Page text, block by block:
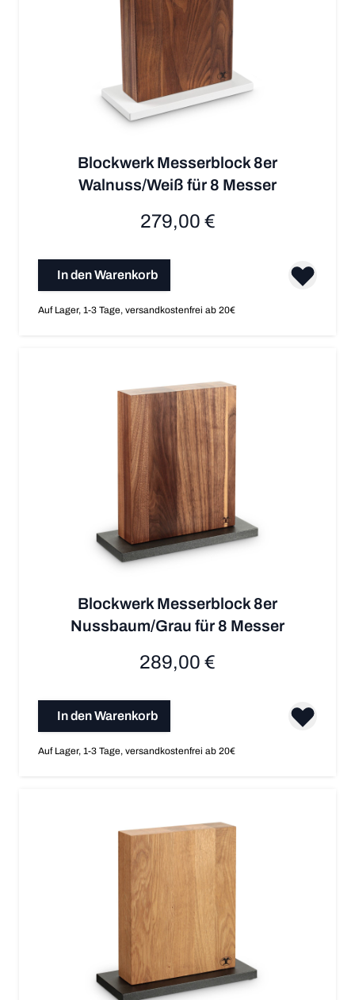
Blockwerk Messerblock 8er
Walnuss/Weiß für 8 Messer
279,00 €
In den Warenkorb
Auf Lager, 1-3 Tage, versandkostenfrei ab 20€
Blockwerk Messerblock 8er
Nussbaum/Grau für 8 Messer
289,00 €
In den Warenkorb
Auf Lager, 1-3 Tage, versandkostenfrei ab 20€